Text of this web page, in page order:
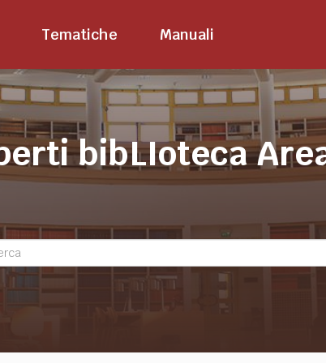
Tematiche Manuali
bibLIoteca